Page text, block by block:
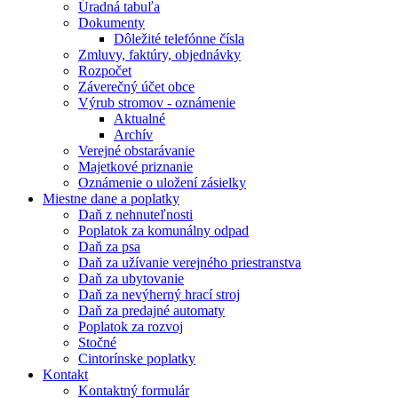
Úradná tabuľa
Dokumenty
Dôležité telefónne čísla
Zmluvy, faktúry, objednávky
Rozpočet
Záverečný účet obce
Výrub stromov - oznámenie
Aktualné
Archív
Verejné obstarávanie
Majetkové priznanie
Oznámenie o uložení zásielky
Miestne dane a poplatky
Daň z nehnuteľnosti
Poplatok za komunálny odpad
Daň za psa
Daň za užívanie verejného priestranstva
Daň za ubytovanie
Daň za nevýherný hrací stroj
Daň za predajné automaty
Poplatok za rozvoj
Stočné
Cintorínske poplatky
Kontakt
Kontaktný formulár